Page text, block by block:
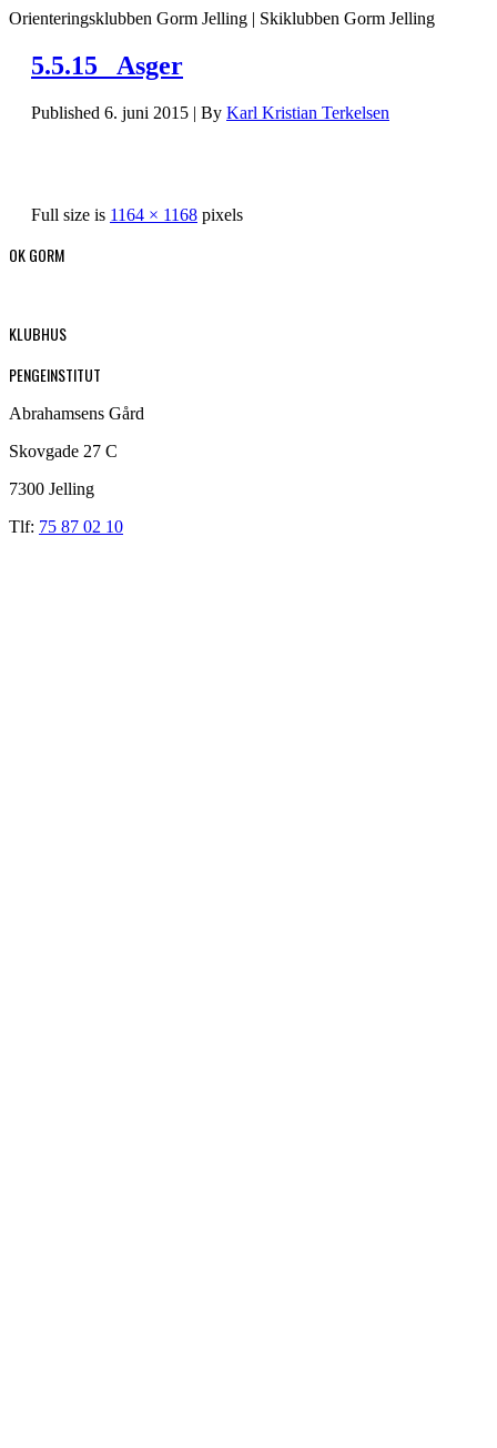
Orienteringsklubben Gorm Jelling | Skiklubben Gorm Jelling
5.5.15_ Asger
Published 6. juni 2015 | By Karl Kristian Terkelsen
Full size is 1164 × 1168 pixels
OK GORM
KLUBHUS
PENGEINSTITUT
Abrahamsens Gård
Skovgade 27 C
7300 Jelling
Tlf: 75 87 02 10